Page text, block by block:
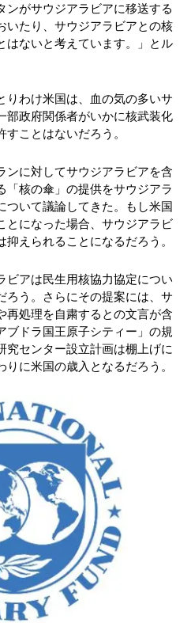
ンがサウジアラビアに移送する
いたり、サウジアラビアとの核
はないと考えています。」とル
りわけ米国は、血の気の多いサ
部政府関係者がいかに核武装化
ことはないだろう。
ンに対してサウジアラビアを含
「核の傘」の提供をサウジアラ
ついて議論してきた。もし米国
とになった場合、サウジアラビ
えられることになるだろう。
ビアは民生用核協力協定につい
ろう。さらにその提案には、サ
再処理を自粛するとの文言が含
ブドラ国王原子シティー」の規
究センター設立計画は棚上げに
に米国の歳入となるだろう。